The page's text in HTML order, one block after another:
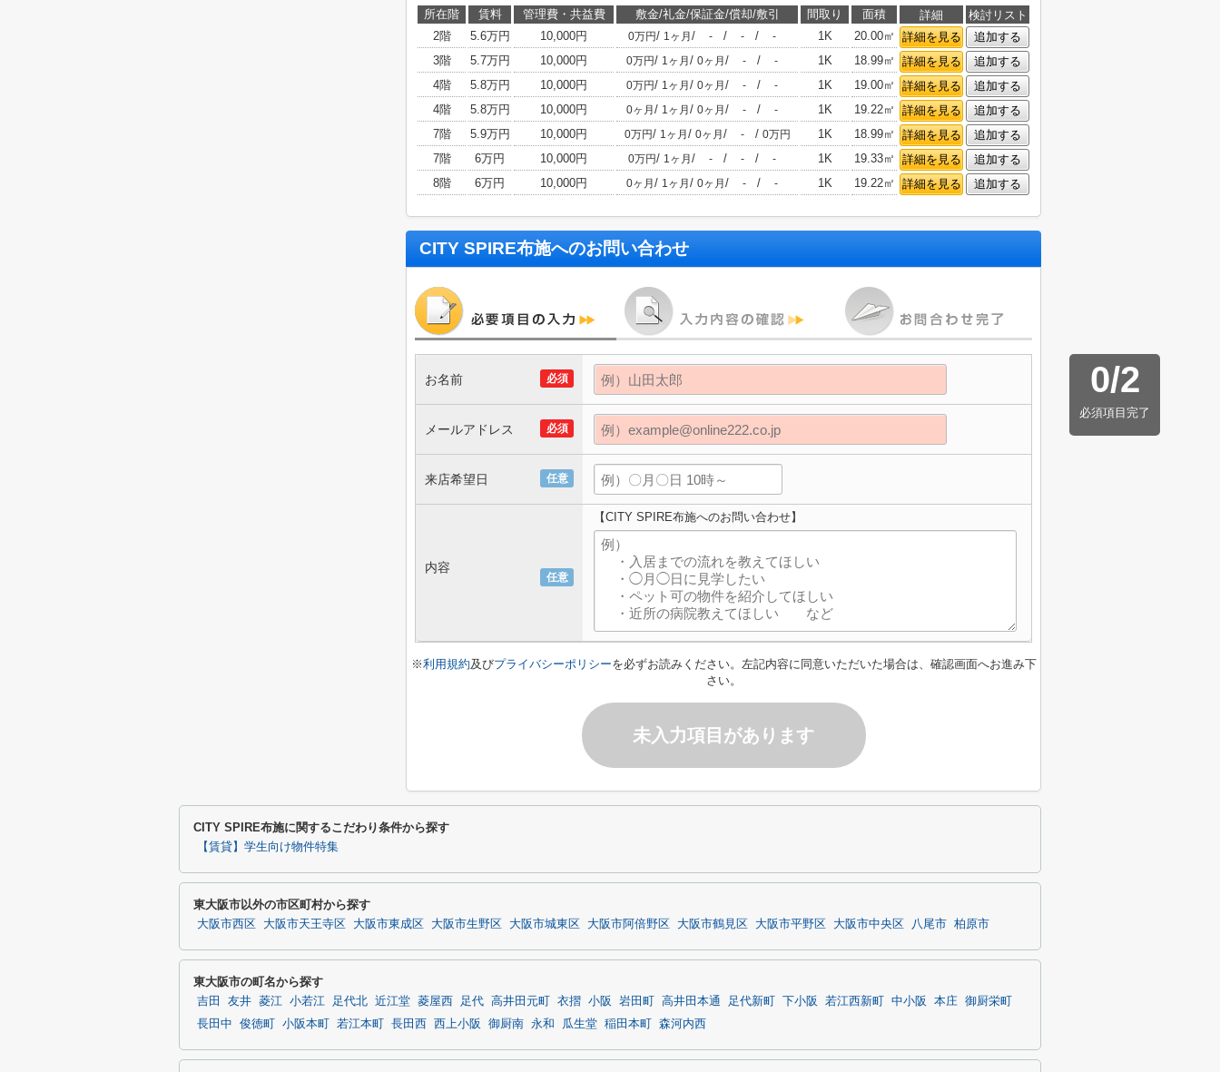
所在階 賃料 管理費・共益費 敷金/礼金/保証金/償却/敷引 間取り 面積 詳細
検討リスト
2階
5.6万円 10,000円 0万円/ 1ヶ月 / - / - / - 1K 20.00㎡ 詳細を見る
追加する
3階
5.7万円 10,000円 0万円/ 1ヶ月 / 0ヶ月 / - / - 1K 18.99㎡ 詳細を見る
追加する
4階
5.8万円 10,000円 0万円/ 1ヶ月 / 0ヶ月 / - / - 1K 19.00㎡ 詳細を見る
追加する
4階
5.8万円 10,000円 0ヶ月 / 1ヶ月 / 0ヶ月 / - / - 1K 19.22㎡ 詳細を見る
追加する
7階
5.9万円 10,000円 0万円/ 1ヶ月 / 0ヶ月 / - / 0万円 1K 18.99㎡ 詳細を見る
追加する
7階
6万円 10,000円 0万円/ 1ヶ月 / - / - / - 1K 19.33㎡ 詳細を見る
追加する
8階
6万円 10,000円 0ヶ月 / 1ヶ月 / 0ヶ月 / - / - 1K 19.22㎡ 詳細を見る 追加する
CITY SPIRE布施へのお問い合わせ
0/2
必須項目完了
必須
お名前
必須
メールアドレス
任意
来店希望日
任意
内容
【CITY SPIRE布施へのお問い合わせ】
※利用規約及びプライバシーポリシーを必ずお読みください。左記内容に同意いただいた場合は、確認画面へお進み下
さい。
未入力項目があります
CITY SPIRE布施に関するこだわり条件から探す
【賃貸】学生向け物件特集
東大阪市以外の市区町村から探す
大阪市西区 大阪市天王寺区 大阪市東成区 大阪市生野区 大阪市城東区 大阪市阿倍野区 大阪市鶴見区 大阪市平野区 大阪市中央区 八尾市 柏原市
東大阪市の町名から探す
吉田 友井 菱江 小若江 足代北 近江堂 菱屋西 足代 高井田元町 衣摺 小阪 岩田町 高井田本通 足代新町 下小阪 若江西新町 中小阪 本庄 御厨栄町
長田中
俊徳町 小阪本町 若江本町 長田西 西上小阪 御厨南 永和 瓜生堂 稲田本町 森河内西